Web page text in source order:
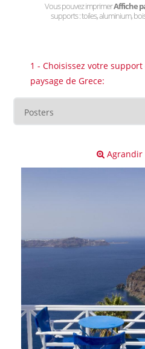
Vous pouvez imprimerAffiche
supports : toiles, aluminium,
1 - Choisissez votre
paysage de Grece:
Agrandir